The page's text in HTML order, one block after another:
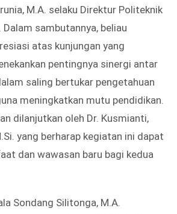
M.A. selaku Direktur Politeknik
sambutannya, beliau
atas kunjungan yang
pentingnya sinergi antar
saling bertukar pengetahuan
meningkatkan mutu pendidikan.
dilanjutkan oleh Dr. Kusmianti,
yang berharap kegiatan ini dapat
dan wawasan baru bagi kedua
Sondang Silitonga, M.A.